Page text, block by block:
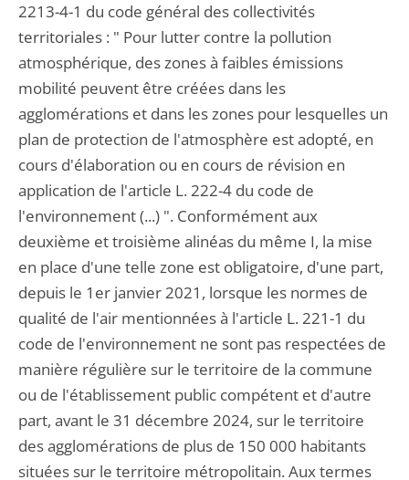
2213-4-1 du code général des collectivités
territoriales : " Pour lutter contre la pollution
atmosphérique, des zones à faibles émissions
mobilité peuvent être créées dans les
agglomérations et dans les zones pour lesquelles un
plan de protection de l'atmosphère est adopté, en
cours d'élaboration ou en cours de révision en
application de l'article L. 222-4 du code de
l'environnement (...) ". Conformément aux
deuxième et troisième alinéas du même I, la mise
en place d'une telle zone est obligatoire, d'une part,
depuis le 1er janvier 2021, lorsque les normes de
qualité de l'air mentionnées à l'article L. 221-1 du
code de l'environnement ne sont pas respectées de
manière régulière sur le territoire de la commune
ou de l'établissement public compétent et d'autre
part, avant le 31 décembre 2024, sur le territoire
des agglomérations de plus de 150 000 habitants
situées sur le territoire métropolitain. Aux termes